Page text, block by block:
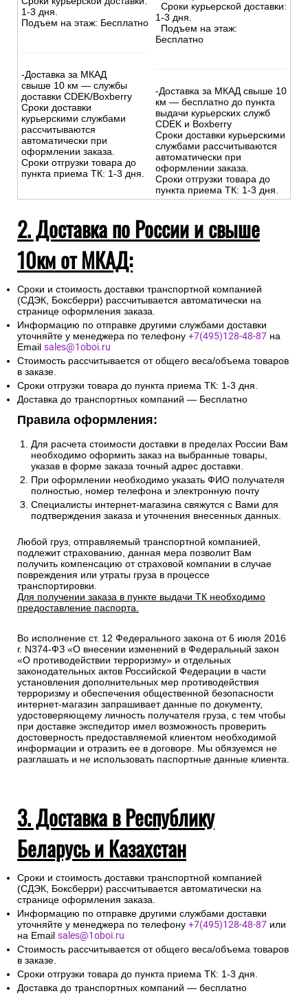
1-3 дня.
Подъем на этаж: Бесплатно
-Доставка за МКАД
свыше 10 км — службы
доставки CDEK/Boxberry
Сроки доставки
курьерскими службами
рассчитываются
автоматически при
оформлении заказа.
Сроки отгрузки товара до
пункта приема ТК: 1-3 дня.
Сроки курьерской доставки:
1-3 дня.
Подъем на этаж:
Бесплатно
-Доставка за МКАД свыше 10
км — бесплатно до пункта
выдачи курьерских служб
CDEK и Boxberry
Сроки доставки курьерскими
службами рассчитываются
автоматически при
оформлении заказа.
Сроки отгрузки товара до
пункта приема ТК: 1-3 дня.
2. Доставка по России и свыше
10км от МКАД:
Сроки и стоимость доставки транспортной компанией
(СДЭК, Боксберри) рассчитывается автоматически на
странице оформления заказа.
Информацию по отправке другими службами доставки
уточняйте у менеджера по телефону +7(495)128-48-87 на
Email sales@1oboi.ru
Стоимость рассчитывается от общего веса/объема товаров
в заказе.
Сроки отгрузки товара до пункта приема ТК: 1-3 дня.
Доставка до транспортных компаний — Бесплатно
Правила оформления:
Для расчета стоимости доставки в пределах России Вам
необходимо оформить заказ на выбранные товары,
указав в форме заказа точный адрес доставки.
При оформлении необходимо указать ФИО получателя
полностью, номер телефона и электронную почту
Специалисты интернет-магазина свяжутся с Вами для
подтверждения заказа и уточнения внесенных данных.
Любой груз, отправляемый транспортной компанией,
подлежит страхованию, данная мера позволит Вам
получить компенсацию от страховой компании в случае
повреждения или утраты груза в процессе
транспортировки.
Для получении заказа в пункте выдачи ТК необходимо
предоставление паспорта.
Во исполнение ст. 12 Федерального закона от 6 июля 2016
г. N374-ФЗ «О внесении изменений в Федеральный закон
«О противодействии терроризму» и отдельных
законодательных актов Российской Федерации в части
установления дополнительных мер противодействия
терроризму и обеспечения общественной безопасности
интернет-магазин запрашивает данные по документу,
удостоверяющему личность получателя груза, с тем чтобы
при доставке экспедитор имел возможность проверить
достоверность предоставляемой клиентом необходимой
информации и отразить ее в договоре. Мы обязуемся не
разглашать и не использовать паспортные данные клиента.
3. Доставка в Республику
Беларусь и Казахстан
Сроки и стоимость доставки транспортной компанией
(СДЭК, Боксберри) рассчитывается автоматически на
странице оформления заказа.
Информацию по отправке другими службами доставки
уточняйте у менеджера по телефону +7(495)128-48-87 или
на Email sales@1oboi.ru
Стоимость рассчитывается от общего веса/объема товаров
в заказе.
Сроки отгрузки товара до пункта приема ТК: 1-3 дня.
Доставка до транспортных компаний — бесплатно